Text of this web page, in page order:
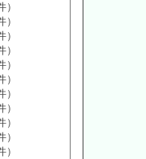
）
）
）
）
）
）
）
）
）
）
）